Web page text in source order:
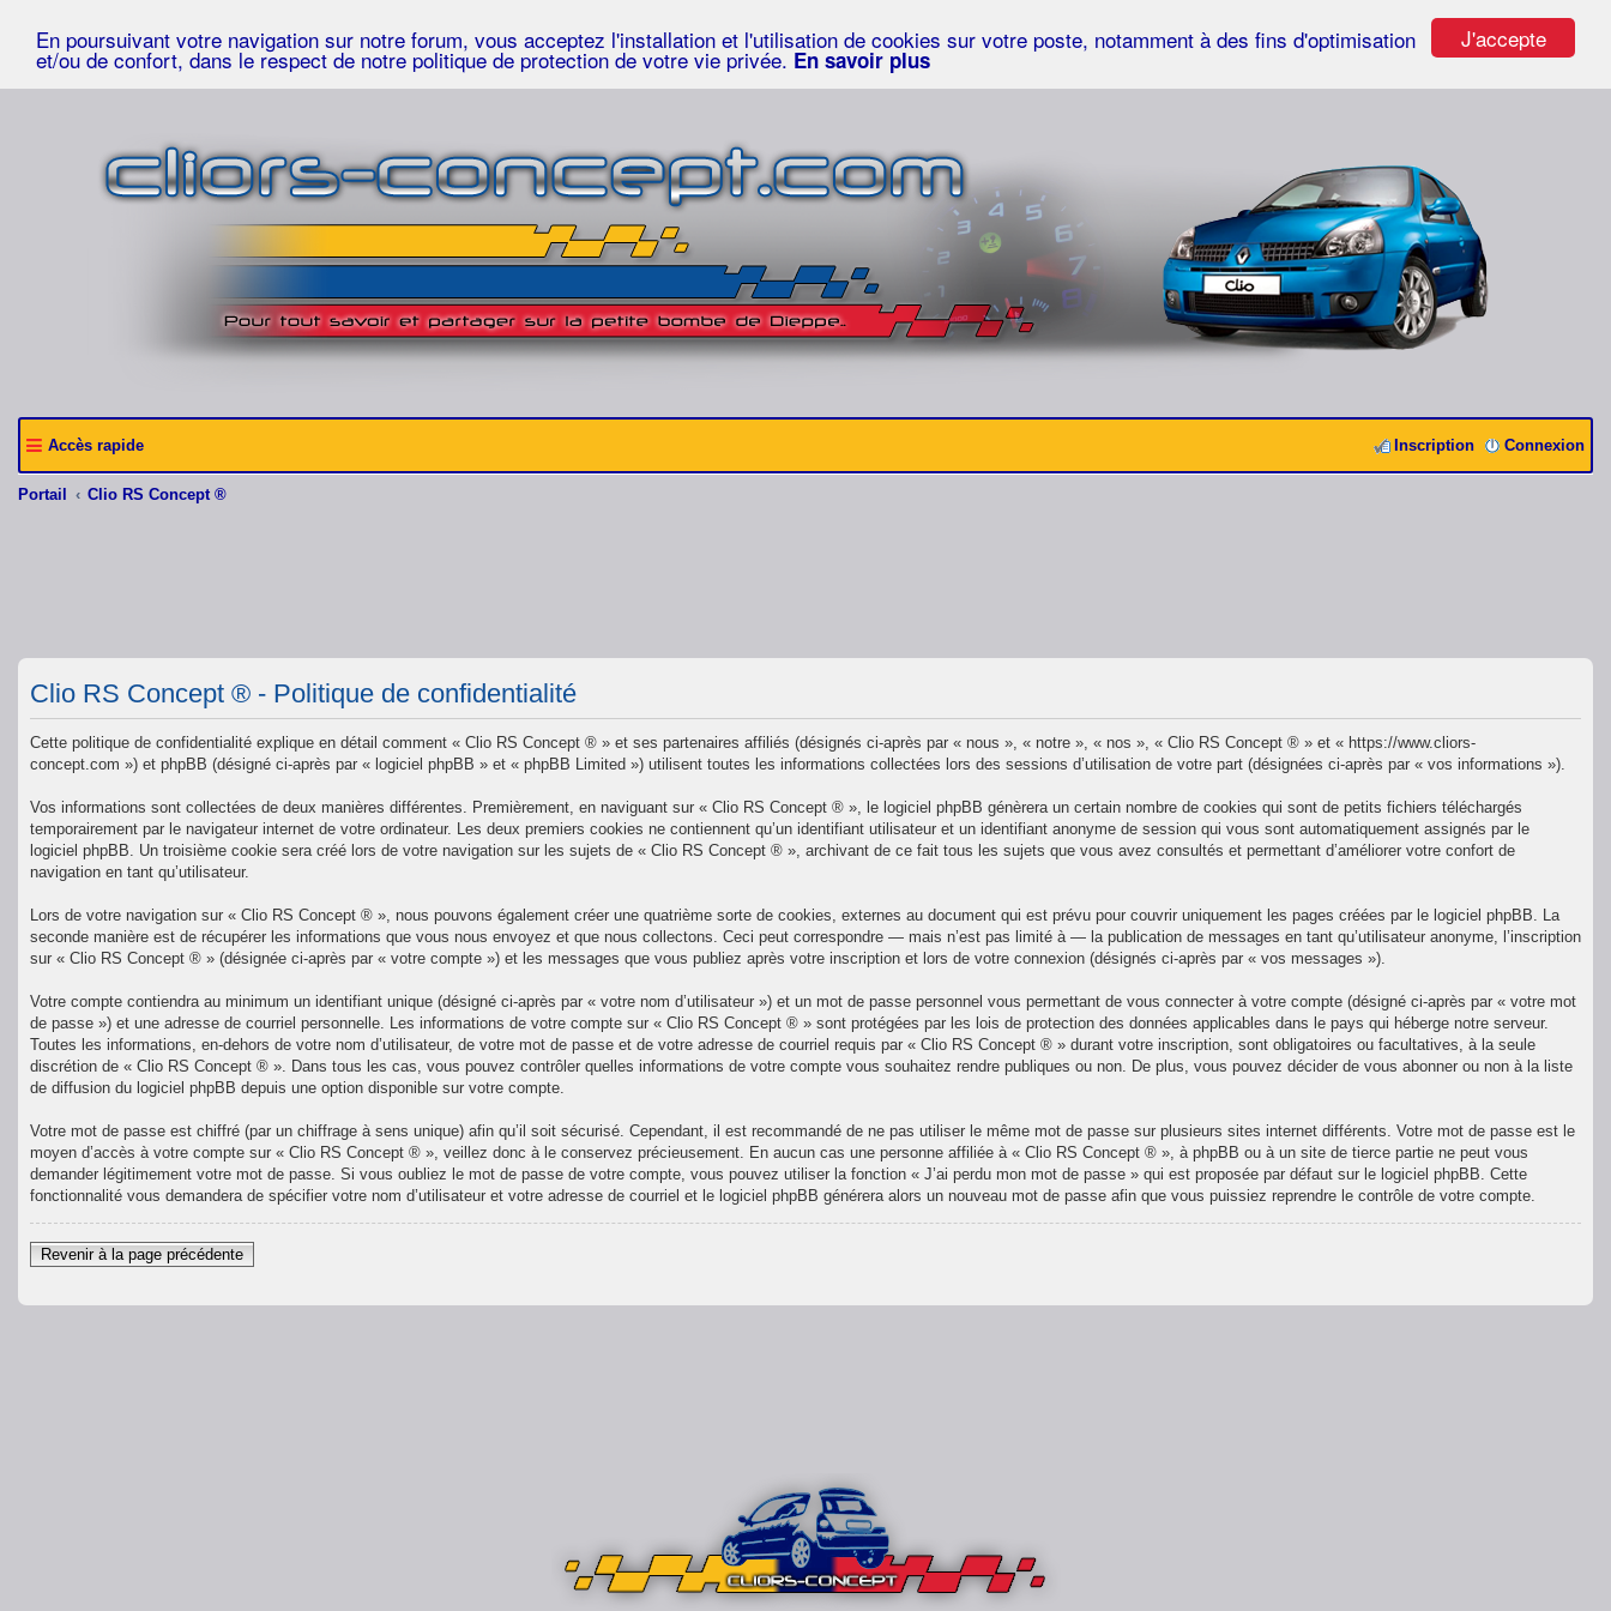
J'accepte
En poursuivant votre navigation sur notre forum, vous acceptez l'installation et l'utilisation de cookies sur votre poste, notamment à des fins d'optimisation
et/ou de confort, dans le respect de notre politique de protection de votre vie privée. En savoir plus
Accès rapide Connexion
Inscription
Portail Clio RS Concept ®
Clio RS Concept ® - Politique de confidentialité
Cette politique de confidentialité explique en détail comment « Clio RS Concept ® » et ses partenaires affiliés (désignés ci-après par « nous », « notre », « nos », « Clio RS Concept ® » et « https://www.cliors-
concept.com ») et phpBB (désigné ci-après par « logiciel phpBB » et « phpBB Limited ») utilisent toutes les informations collectées lors des sessions d’utilisation de votre part (désignées ci-après par « vos informations »).
Vos informations sont collectées de deux manières différentes. Premièrement, en naviguant sur « Clio RS Concept ® », le logiciel phpBB génèrera un certain nombre de cookies qui sont de petits fichiers téléchargés
temporairement par le navigateur internet de votre ordinateur. Les deux premiers cookies ne contiennent qu’un identifiant utilisateur et un identifiant anonyme de session qui vous sont automatiquement assignés par le
logiciel phpBB. Un troisième cookie sera créé lors de votre navigation sur les sujets de « Clio RS Concept ® », archivant de ce fait tous les sujets que vous avez consultés et permettant d’améliorer votre confort de
navigation en tant qu’utilisateur.
Lors de votre navigation sur « Clio RS Concept ® », nous pouvons également créer une quatrième sorte de cookies, externes au document qui est prévu pour couvrir uniquement les pages créées par le logiciel phpBB. La
seconde manière est de récupérer les informations que vous nous envoyez et que nous collectons. Ceci peut correspondre — mais n’est pas limité à — la publication de messages en tant qu’utilisateur anonyme, l’inscription
sur « Clio RS Concept ® » (désignée ci-après par « votre compte ») et les messages que vous publiez après votre inscription et lors de votre connexion (désignés ci-après par « vos messages »).
Votre compte contiendra au minimum un identifiant unique (désigné ci-après par « votre nom d’utilisateur ») et un mot de passe personnel vous permettant de vous connecter à votre compte (désigné ci-après par « votre mot
de passe ») et une adresse de courriel personnelle. Les informations de votre compte sur « Clio RS Concept ® » sont protégées par les lois de protection des données applicables dans le pays qui héberge notre serveur.
Toutes les informations, en-dehors de votre nom d’utilisateur, de votre mot de passe et de votre adresse de courriel requis par « Clio RS Concept ® » durant votre inscription, sont obligatoires ou facultatives, à la seule
discrétion de « Clio RS Concept ® ». Dans tous les cas, vous pouvez contrôler quelles informations de votre compte vous souhaitez rendre publiques ou non. De plus, vous pouvez décider de vous abonner ou non à la liste
de diffusion du logiciel phpBB depuis une option disponible sur votre compte.
Votre mot de passe est chiffré (par un chiffrage à sens unique) afin qu’il soit sécurisé. Cependant, il est recommandé de ne pas utiliser le même mot de passe sur plusieurs sites internet différents. Votre mot de passe est le
moyen d’accès à votre compte sur « Clio RS Concept ® », veillez donc à le conservez précieusement. En aucun cas une personne affiliée à « Clio RS Concept ® », à phpBB ou à un site de tierce partie ne peut vous
demander légitimement votre mot de passe. Si vous oubliez le mot de passe de votre compte, vous pouvez utiliser la fonction « J’ai perdu mon mot de passe » qui est proposée par défaut sur le logiciel phpBB. Cette
fonctionnalité vous demandera de spécifier votre nom d’utilisateur et votre adresse de courriel et le logiciel phpBB générera alors un nouveau mot de passe afin que vous puissiez reprendre le contrôle de votre compte.
Revenir à la page précédente